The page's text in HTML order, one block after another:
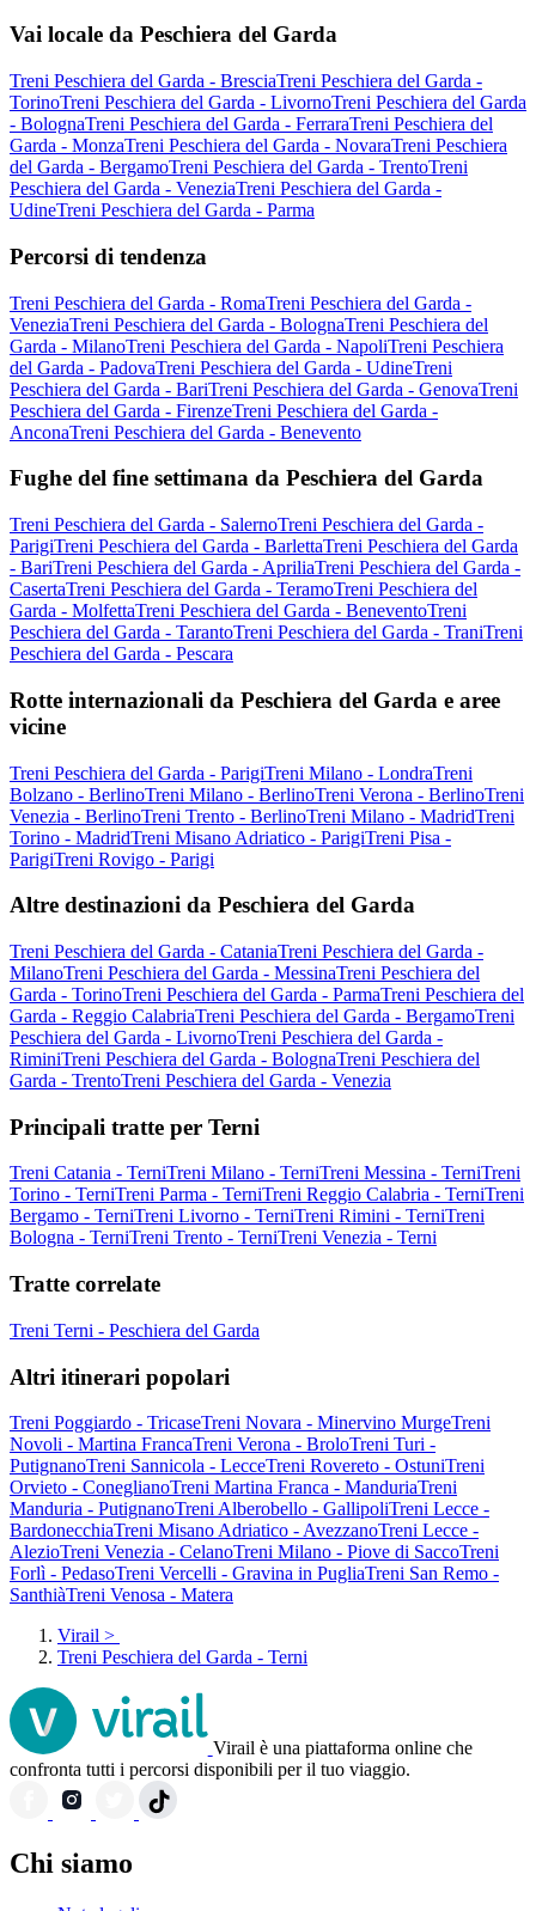
Vai locale da Peschiera del Garda
Treni Peschiera del Garda - BresciaTreni Peschiera del Garda -
TorinoTreni Peschiera del Garda - LivornoTreni Peschiera del Garda
- BolognaTreni Peschiera del Garda - FerraraTreni Peschiera del
Garda - MonzaTreni Peschiera del Garda - NovaraTreni Peschiera
del Garda - BergamoTreni Peschiera del Garda - TrentoTreni
Peschiera del Garda - VeneziaTreni Peschiera del Garda -
UdineTreni Peschiera del Garda - Parma
Percorsi di tendenza
Treni Peschiera del Garda - RomaTreni Peschiera del Garda -
VeneziaTreni Peschiera del Garda - BolognaTreni Peschiera del
Garda - MilanoTreni Peschiera del Garda - NapoliTreni Peschiera
del Garda - PadovaTreni Peschiera del Garda - UdineTreni
Peschiera del Garda - BariTreni Peschiera del Garda - GenovaTreni
Peschiera del Garda - FirenzeTreni Peschiera del Garda -
AnconaTreni Peschiera del Garda - Benevento
Fughe del fine settimana da Peschiera del Garda
Treni Peschiera del Garda - SalernoTreni Peschiera del Garda -
ParigiTreni Peschiera del Garda - BarlettaTreni Peschiera del Garda
- BariTreni Peschiera del Garda - ApriliaTreni Peschiera del Garda -
CasertaTreni Peschiera del Garda - TeramoTreni Peschiera del
Garda - MolfettaTreni Peschiera del Garda - BeneventoTreni
Peschiera del Garda - TarantoTreni Peschiera del Garda - TraniTreni
Peschiera del Garda - Pescara
Rotte internazionali da Peschiera del Garda e aree
vicine
Treni Peschiera del Garda - ParigiTreni Milano - LondraTreni
Bolzano - BerlinoTreni Milano - BerlinoTreni Verona - BerlinoTreni
Venezia - BerlinoTreni Trento - BerlinoTreni Milano - MadridTreni
Torino - MadridTreni Misano Adriatico - ParigiTreni Pisa -
ParigiTreni Rovigo - Parigi
Altre destinazioni da Peschiera del Garda
Treni Peschiera del Garda - CataniaTreni Peschiera del Garda -
MilanoTreni Peschiera del Garda - MessinaTreni Peschiera del
Garda - TorinoTreni Peschiera del Garda - ParmaTreni Peschiera del
Garda - Reggio CalabriaTreni Peschiera del Garda - BergamoTreni
Peschiera del Garda - LivornoTreni Peschiera del Garda -
RiminiTreni Peschiera del Garda - BolognaTreni Peschiera del
Garda - TrentoTreni Peschiera del Garda - Venezia
Principali tratte per Terni
Treni Catania - TerniTreni Milano - TerniTreni Messina - TerniTreni
Torino - TerniTreni Parma - TerniTreni Reggio Calabria - TerniTreni
Bergamo - TerniTreni Livorno - TerniTreni Rimini - TerniTreni
Bologna - TerniTreni Trento - TerniTreni Venezia - Terni
Tratte correlate
Treni Terni - Peschiera del Garda
Altri itinerari popolari
Treni Poggiardo - TricaseTreni Novara - Minervino MurgeTreni
Novoli - Martina FrancaTreni Verona - BroloTreni Turi -
PutignanoTreni Sannicola - LecceTreni Rovereto - OstuniTreni
Orvieto - ConeglianoTreni Martina Franca - ManduriaTreni
Manduria - PutignanoTreni Alberobello - GallipoliTreni Lecce -
BardonecchiaTreni Misano Adriatico - AvezzanoTreni Lecce -
AlezioTreni Venezia - CelanoTreni Milano - Piove di SaccoTreni
Forlì - PedasoTreni Vercelli - Gravina in PugliaTreni San Remo -
SanthiàTreni Venosa - Matera
Virail >
Treni Peschiera del Garda - Terni
Virail è una piattaforma online che
confronta tutti i percorsi disponibili per il tuo viaggio.
Chi siamo